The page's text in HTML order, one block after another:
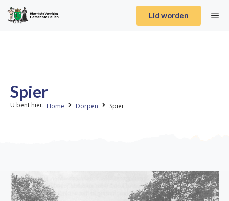
Lid worden
Spier
U bent hier: Home Dorpen Spier